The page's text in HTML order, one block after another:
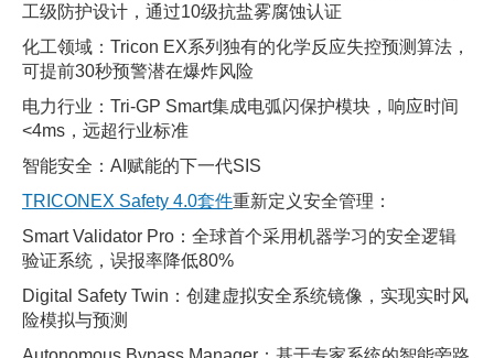
工级防护设计，通过10级抗盐雾腐蚀认证
化工领域：Tricon EX系列独有的化学反应失控预测算法，
可提前30秒预警潜在爆炸风险
电力行业：Tri-GP Smart集成电弧闪保护模块，响应时间
<4ms，远超行业标准
智能安全：AI赋能的下一代SIS
TRICONEX Safety 4.0套件重新定义安全管理：
Smart Validator Pro：全球首个采用机器学习的安全逻辑
验证系统，误报率降低80%
Digital Safety Twin：创建虚拟安全系统镜像，实现实时风
险模拟与预测